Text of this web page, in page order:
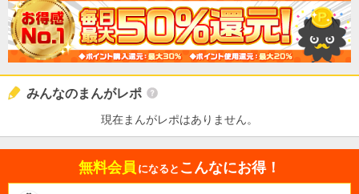
みんなのまんがレポ
現在まんがレポはありません。
無料会員 になると こんなにお得！